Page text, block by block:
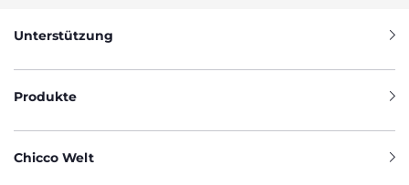
Unterstützung
Produkte
Chicco Welt